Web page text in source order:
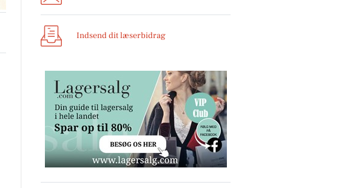
Indsend dit læserbidrag